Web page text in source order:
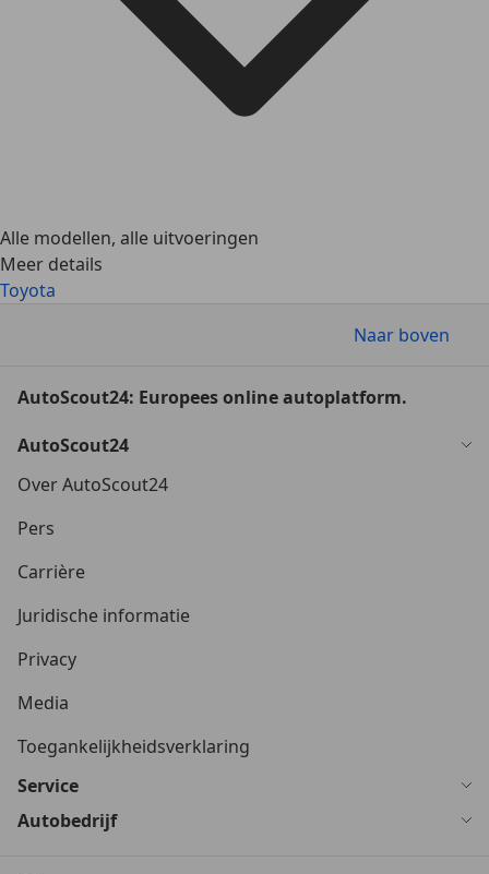
Alle modellen, alle uitvoeringen
Meer details
Toyota
Naar boven
AutoScout24: Europees online autoplatform.
AutoScout24
Over AutoScout24
Pers
Carrière
Juridische informatie
Privacy
Media
Toegankelijkheidsverklaring
Service
Autobedrijf